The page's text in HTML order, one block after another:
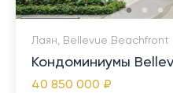
Лаян, Bellevue Beachfront
Кондоминиумы
40 850 000 ₽